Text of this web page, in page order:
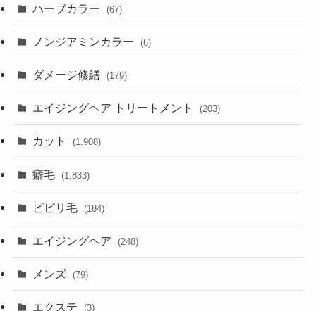
ハーブカラー (67)
ノンジアミンカラー (6)
ダメージ修繕 (179)
エイジングヘア トリートメント (203)
カット (1,908)
癖毛 (1,833)
ビビリ毛 (184)
エイジングヘア (248)
メンズ (79)
エクステ (3)